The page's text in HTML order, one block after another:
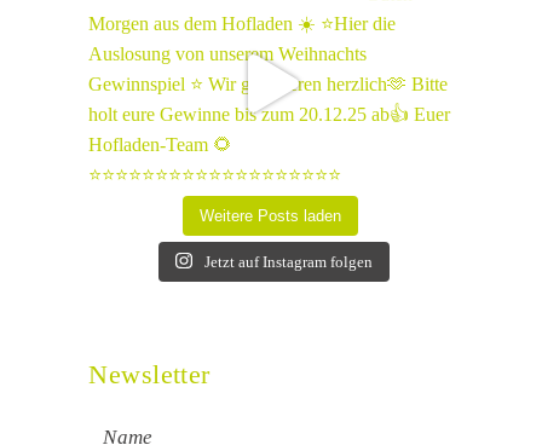
Weitere Posts laden
Jetzt auf Instagram folgen
Newsletter